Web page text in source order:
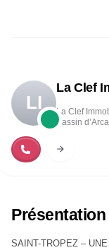
LI
La Clef
La Clef
Bassin
Présentation
SAINT-TROPEZ –